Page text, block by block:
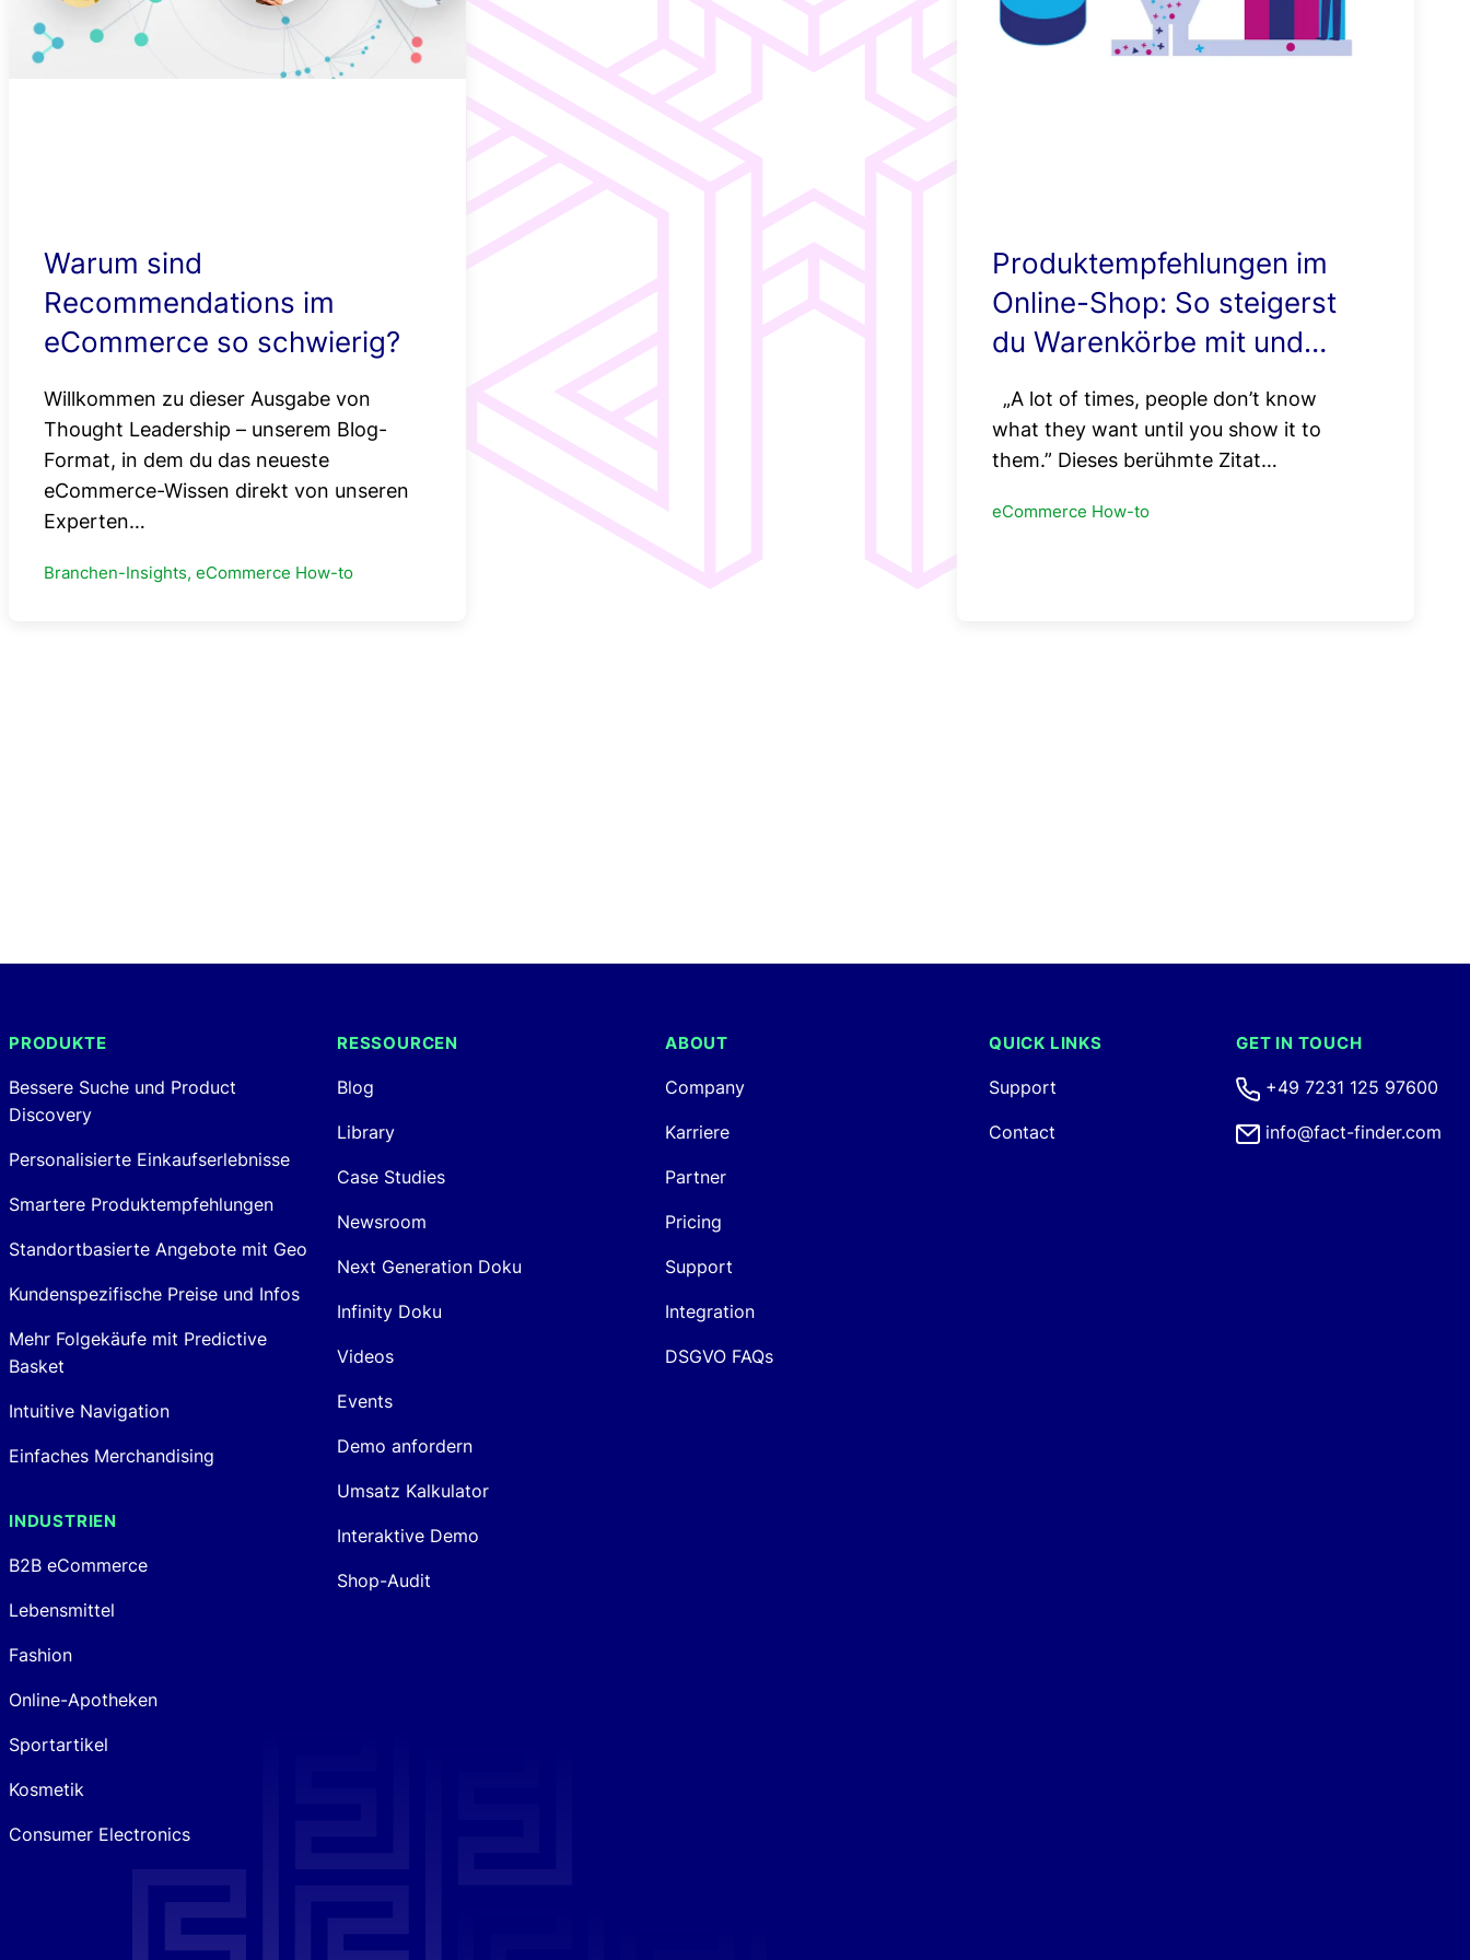
Smartere
Produktempfehlungen
Standortbasierte
Intuitive
Navigation
Einfaches
Merchandising
Consumer
Electronics
Newsroom
Audit
Pricing
Warum sind
Recommendations im
eCommerce so schwierig?
Willkommen zu dieser Ausgabe von
Thought Leadership – unserem Blog-
Format, in dem du das neueste
eCommerce-Wissen direkt von unseren
Experten…
Branchen-Insights, eCommerce How-to
Produktempfehlungen im
Online-Shop: So steigerst
du Warenkörbe mit und
„A lot of times, people don’t know
what they want until you show it to
them.” Dieses berühmte Zitat…
eCommerce How-to
PRODUKTE
Bessere Suche und Product
Discovery
Personalisierte Einkaufserlebnisse
Smartere Produktempfehlungen
Standortbasierte Angebote mit Geo
Kundenspezifische Preise und Infos
Mehr Folgekäufe mit Predictive
Basket
Intuitive Navigation
Einfaches Merchandising
INDUSTRIEN
B2B eCommerce
Lebensmittel
Fashion
Online-Apotheken
Sportartikel
Kosmetik
Consumer Electronics
RESSOURCEN
Blog
Library
Case Studies
Newsroom
Next Generation Doku
Infinity Doku
Videos
Events
Demo anfordern
Umsatz Kalkulator
Interaktive Demo
Shop-Audit
ABOUT
Company
Karriere
Partner
Pricing
Support
Integration
DSGVO FAQs
QUICK LINKS
Support
Contact
GET IN TOUCH
+49 7231 125 97600
info@fact-finder.com